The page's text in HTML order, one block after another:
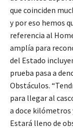
que coinciden
y por eso hemos
referencia al
amplía para
del Estado
prueba pasa a
Obstáculos.
para llegar al
a doce kilómetros
Estará lleno de